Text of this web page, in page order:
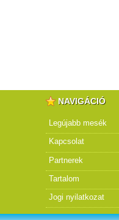
NAVIGÁCIÓ
Legújabb mesék
Kapcsolat
Partnerek
Tartalom
Jogi nyilatkozat